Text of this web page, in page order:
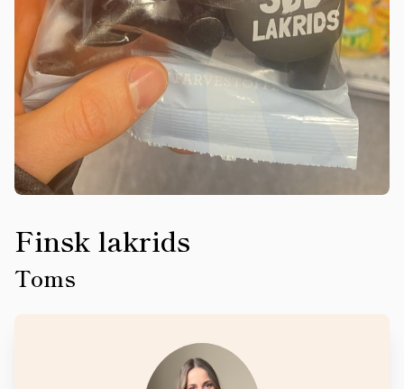
Finsk lakrids
Toms